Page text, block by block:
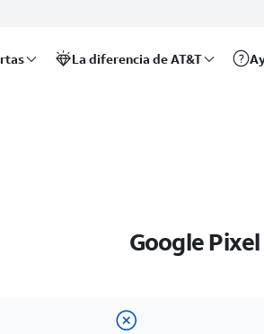
La diferencia de AT&T
Google